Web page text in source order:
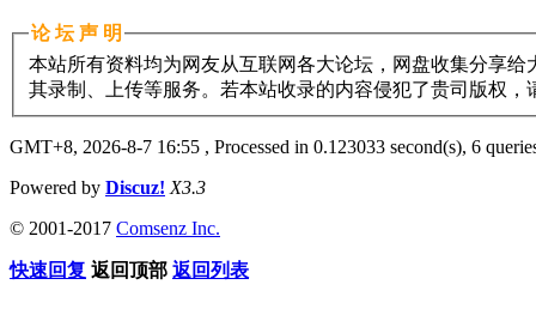
论 坛 声 明
本站所有资料均为网友从互联网各大论坛，网盘收集分享
其录制、上传等服务。若本站收录的内容侵犯了贵司版权，
GMT+8, 2026-8-7 16:55 , Processed in 0.123033 second(s), 6
Powered by Discuz! X3.3
© 2001-2017 Comsenz Inc.
快速回复 返回顶部 返回列表